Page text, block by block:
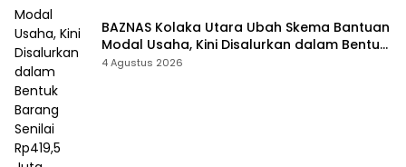
BAZNAS Kolaka Utara Ubah Skema Bantuan
Modal Usaha, Kini Disalurkan dalam Bentuk
Barang Senilai Rp419,5 Juta
4 Agustus 2026